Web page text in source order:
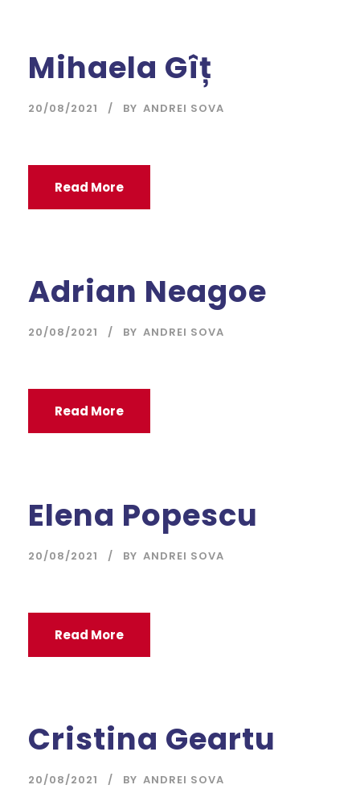
Mihaela Gîț
20/08/2021 BY ANDREI SOVA
Read More
Adrian Neagoe
20/08/2021 BY ANDREI SOVA
Read More
Elena Popescu
20/08/2021 BY ANDREI SOVA
Read More
Cristina Geartu
20/08/2021 BY ANDREI SOVA